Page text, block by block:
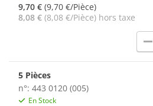
9,70 € (9,70 €/Pièce)
8,08 € (8,08 €/Pièce) hors taxe
remove
5 Pièces
n°: 443 0120 (005)
En Stock